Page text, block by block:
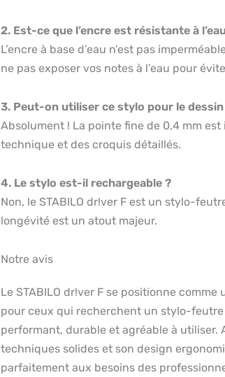
2. Est-ce que l’encre est résistante à
L’encre à base d’eau n’est pas
ne pas exposer vos notes à l’eau pour
3. Peut-on utiliser ce stylo pour le dessin
Absolument ! La pointe fine de 0,4 mm est
technique et des croquis détaillés.
4. Le stylo est-il rechargeable ?
Non, le STABILO dr!ver F est un stylo-
longévité est un atout majeur.
Notre avis
Le STABILO dr!ver F se positionne
pour ceux qui recherchent un stylo-
performant, durable et agréable à utiliser.
techniques solides et son design
parfaitement aux besoins des